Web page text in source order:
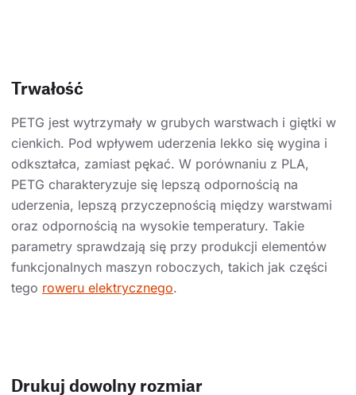
Trwałość
PETG jest wytrzymały w grubych warstwach i giętki w
cienkich. Pod wpływem uderzenia lekko się wygina i
odkształca, zamiast pękać. W porównaniu z PLA,
PETG charakteryzuje się lepszą odpornością na
uderzenia, lepszą przyczepnością między warstwami
oraz odpornością na wysokie temperatury. Takie
parametry sprawdzają się przy produkcji elementów
funkcjonalnych maszyn roboczych, takich jak części
tego roweru elektrycznego.
Drukuj dowolny rozmiar